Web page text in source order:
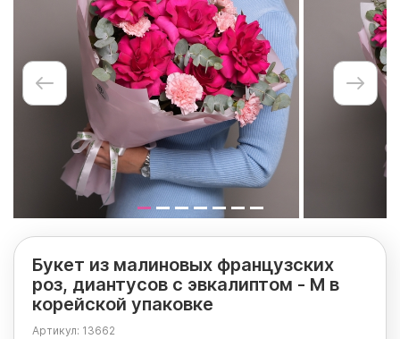
Букет из малиновых французских
роз, диантусов с эвкалиптом - M в
корейской упаковке
Артикул: 13662